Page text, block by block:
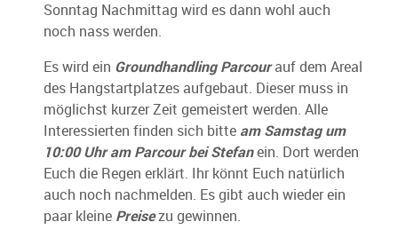
Sonntag Nachmittag wird es dann wohl auch
noch nass werden.
Es wird ein Groundhandling Parcourauf dem Areal
des Hangstartplatzes aufgebaut. Dieser muss in
möglichst kurzer Zeit gemeistert werden. Alle
Interessierten finden sich bitte am Samstag um
10:00 Uhr am Parcour bei Stefanein. Dort werden
Euch die Regen erklärt. Ihr könnt Euch natürlich
auch noch nachmelden. Es gibt auch wieder ein
paar kleine Preisezu gewinnen.